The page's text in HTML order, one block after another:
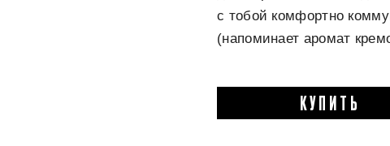
с тобой комфортно
(напоминает аромат
КУПИТЬ